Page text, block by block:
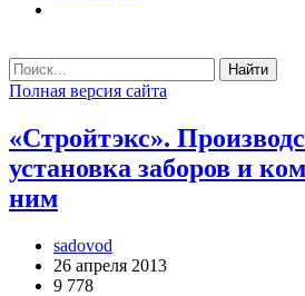
Найти
Полная версия сайта
«Стройтэкс».
установка заборов и
ним
sadovod
26 апреля 2013
9 778